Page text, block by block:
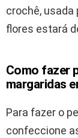
crochê, usada
flores estará
Como fazer
margaridas
Para fazer o
confeccione